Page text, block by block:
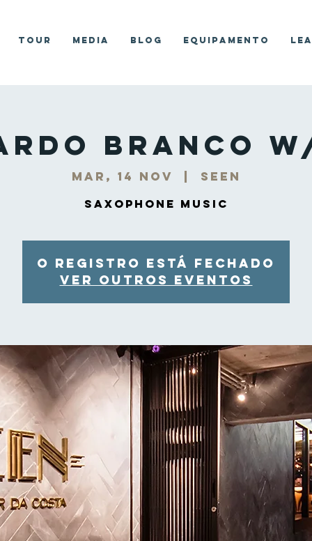
Tour Media Blog Equipamento
Branco
mar, 14 nov Seen
Saxophone Music
O registro está fechado
Ver outros eventos